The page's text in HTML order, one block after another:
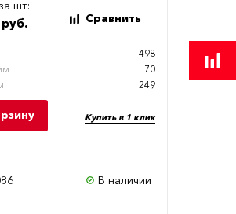
шт:
Сравнить
498
70
249
Купить в 1 клик
В наличии